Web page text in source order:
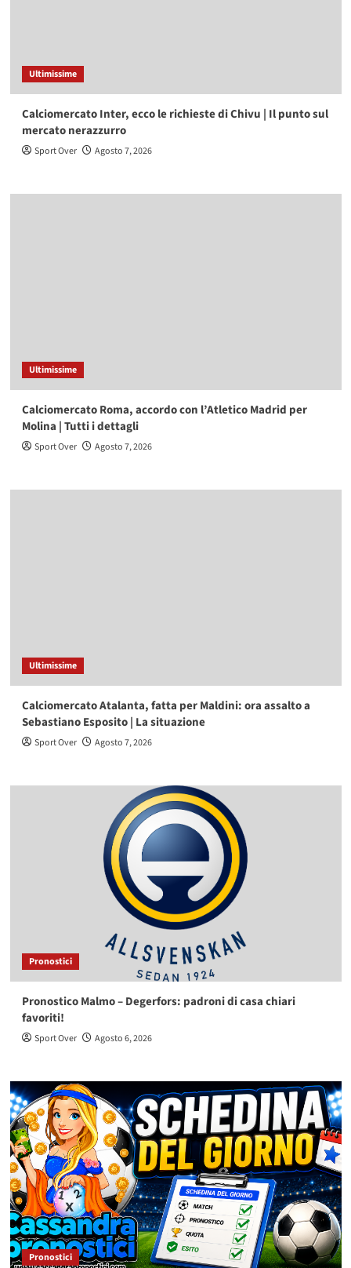
Ultimissime
Calciomercato Inter, ecco le richieste di Chivu | Il punto sul
mercato nerazzurro
Sport Over Agosto 7, 2026
Ultimissime
Calciomercato Roma, accordo con l’Atletico Madrid per
Molina | Tutti i dettagli
Sport Over Agosto 7, 2026
Ultimissime
Calciomercato Atalanta, fatta per Maldini: ora assalto a
Sebastiano Esposito | La situazione
Sport Over Agosto 7, 2026
Pronostici
Pronostico Malmo – Degerfors: padroni di casa chiari
favoriti!
Sport Over Agosto 6, 2026
Pronostici